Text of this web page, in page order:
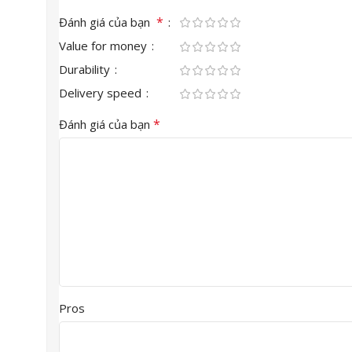
Đánh giá của bạn *
Value for money
Durability
Delivery speed
Đánh giá của bạn *
Pros